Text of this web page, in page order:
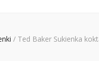
/ Ted Baker Sukienka